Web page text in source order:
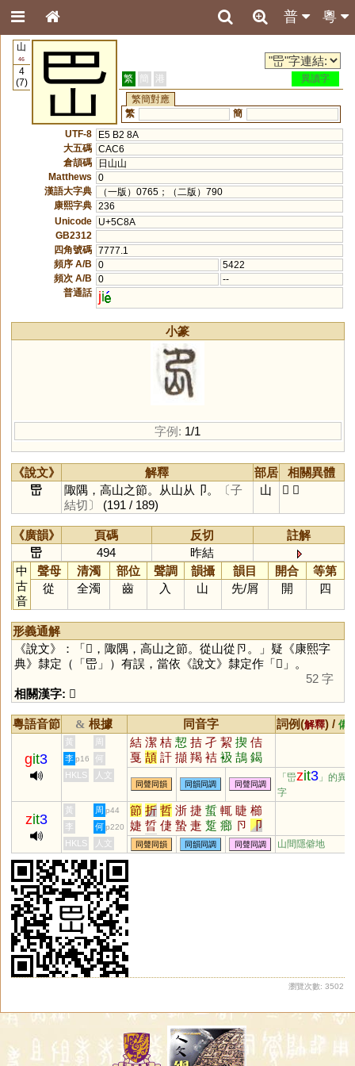
粵
普
山
46
4
(7)
岊 繁 簡 港
異讀字
繁簡對應
繁
簡
UTF-8
E5 B2 8A
大五碼 CAC6
倉頡碼
日山山
Matthews
0
漢語大字典
（一版）0765；（二版）790
康熙字典 236
Unicode
U+5C8A
GB2312
四角號碼 7777.1
頻序 A/B
0
5422
頻次 A/B
0
--
普通話
ji
小篆
字例: 1/1
《說文》 解釋 部居
相關異體
岊
陬隅，高山之節。从山从卩。
〔子
結切〕
(191 / 189)
山 𡵒 𡴺
《廣韻》 頁碼 反切
註解
岊
494
昨結
中
古
音
聲母 清濁 部位 聲調 韻攝 韻目 開合
等第
從
全濁 齒 入 山 先/屑 開 四
形義通解
《說文》：「𡴹，陬隅，高山之節。從山從卪。」疑《康熙字
典》隸定（「岊 」）有誤，當依《說文》隸定作「𡴹 」。
52 字
相關漢字: 𡴹
粵語音節 & 根據 同音字 詞例(解釋) / 備
git3
黃 周 結 潔 桔 恝 拮 孑 絜 揳 佶
戛 頡 訐 擷 羯 袺 衱 鴶 鍻
迼 磍 狤 洁 扴 洯 鮚
李 p16
何
HKLS
人文
同聲同韻 同韻同調 同聲同調
「岊zit3 」的異
字
zit3
黃 周 p44 節 折 哲 浙 捷 蜇 輒 睫 櫛
婕 晢 倢 蟄 疌 踅 癤 卪 卩
楶 砓 擳 幯 尐 瀄 硩 淛 悊
扻
李 何 p220
HKLS 人文 同聲同韻 同韻同調 同聲同調 山間隱僻地
瀏覽次數: 3502